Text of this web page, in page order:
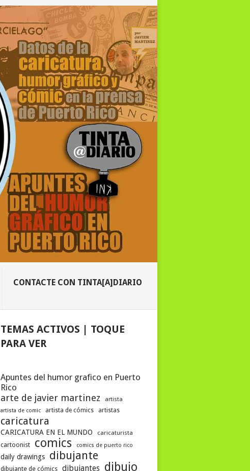
CONTACTE CON TINTA[A]DIARIO
TEMAS ACTIVOS | TOQUE
PARA VER
Apuntes del humor grafico en Puerto
Rico
arte de javier martinez
artista
artista de comic
artista de cómics artistas
caricatura
CARICATURA EN EL MUNDO caricaturista
cartoonist comics comics de puerto rico
daily drawings dibujante
dibujante de cómics dibujantes dibujo